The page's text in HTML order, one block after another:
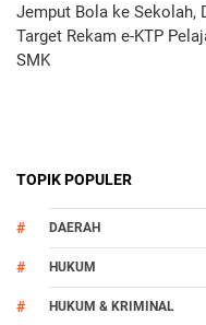
Jemput Bola ke Sekolah,
Target Rekam e-KTP
SMK
TOPIK POPULER
DAERAH
HUKUM
HUKUM & KRIMINAL